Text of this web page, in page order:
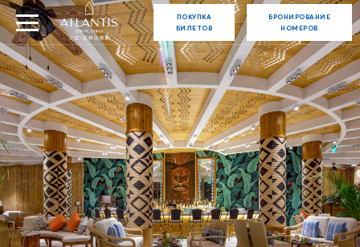
ПОКУПКА
БИЛЕТОВ
БРОНИРОВАНИЕ
НОМЕРОВ